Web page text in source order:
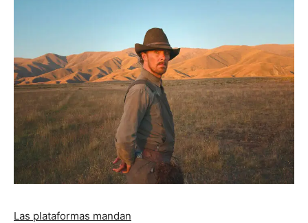
Las plataformas mandan